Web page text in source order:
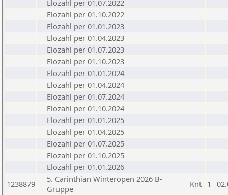
Elozahl per 01.07.2022
Elozahl per 01.10.2022
Elozahl per 01.01.2023
Elozahl per 01.04.2023
Elozahl per 01.07.2023
Elozahl per 01.10.2023
Elozahl per 01.01.2024
Elozahl per 01.04.2024
Elozahl per 01.07.2024
Elozahl per 01.10.2024
Elozahl per 01.01.2025
Elozahl per 01.04.2025
Elozahl per 01.07.2025
Elozahl per 01.10.2025
Elozahl per 01.01.2026
1238879
5. Carinthian Winteropen 2026 B-
Gruppe
Knt 1